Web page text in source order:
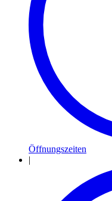
Öffnungszeiten
|